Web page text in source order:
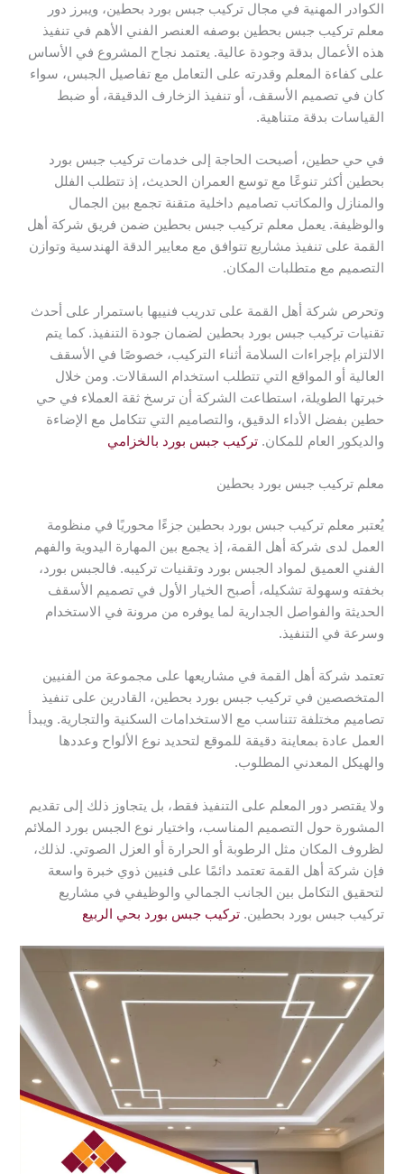
الكوادر المهنية في مجال تركيب جبس بورد بحطين، ويبرز دور
معلم تركيب جبس بحطين بوصفه العنصر الفني الأهم في تنفيذ
هذه الأعمال بدقة وجودة عالية. يعتمد نجاح المشروع في الأساس
على كفاءة المعلم وقدرته على التعامل مع تفاصيل الجبس، سواء
كان في تصميم الأسقف، أو تنفيذ الزخارف الدقيقة، أو ضبط
القياسات بدقة متناهية.
في حي حطين، أصبحت الحاجة إلى خدمات تركيب جبس بورد
بحطين أكثر تنوعًا مع توسع العمران الحديث، إذ تتطلب الفلل
والمنازل والمكاتب تصاميم داخلية متقنة تجمع بين الجمال
والوظيفة. يعمل معلم تركيب جبس بحطين ضمن فريق شركة أهل
القمة على تنفيذ مشاريع تتوافق مع معايير الدقة الهندسية وتوازن
التصميم مع متطلبات المكان.
وتحرص شركة أهل القمة على تدريب فنييها باستمرار على أحدث
تقنيات تركيب جبس بورد بحطين لضمان جودة التنفيذ. كما يتم
الالتزام بإجراءات السلامة أثناء التركيب، خصوصًا في الأسقف
العالية أو المواقع التي تتطلب استخدام السقالات. ومن خلال
خبرتها الطويلة، استطاعت الشركة أن ترسخ ثقة العملاء في حي
حطين بفضل الأداء الدقيق، والتصاميم التي تتكامل مع الإضاءة
والديكور العام للمكان.تركيب جبس بورد بالخزامي
معلم تركيب جبس بورد بحطين
يُعتبر معلم تركيب جبس بورد بحطين جزءًا محوريًا في منظومة
العمل لدى شركة أهل القمة، إذ يجمع بين المهارة اليدوية والفهم
الفني العميق لمواد الجبس بورد وتقنيات تركيبه. فالجبس بورد،
بخفته وسهولة تشكيله، أصبح الخيار الأول في تصميم الأسقف
الحديثة والفواصل الجدارية لما يوفره من مرونة في الاستخدام
وسرعة في التنفيذ.
تعتمد شركة أهل القمة في مشاريعها على مجموعة من الفنيين
المتخصصين في تركيب جبس بورد بحطين، القادرين على تنفيذ
تصاميم مختلفة تتناسب مع الاستخدامات السكنية والتجارية. ويبدأ
العمل عادة بمعاينة دقيقة للموقع لتحديد نوع الألواح وعددها
والهيكل المعدني المطلوب.
ولا يقتصر دور المعلم على التنفيذ فقط، بل يتجاوز ذلك إلى تقديم
المشورة حول التصميم المناسب، واختيار نوع الجبس بورد الملائم
لظروف المكان مثل الرطوبة أو الحرارة أو العزل الصوتي. لذلك،
فإن شركة أهل القمة تعتمد دائمًا على فنيين ذوي خبرة واسعة
لتحقيق التكامل بين الجانب الجمالي والوظيفي في مشاريع
تركيب جبس بورد بحطين.تركيب جبس بورد بحي الربيع